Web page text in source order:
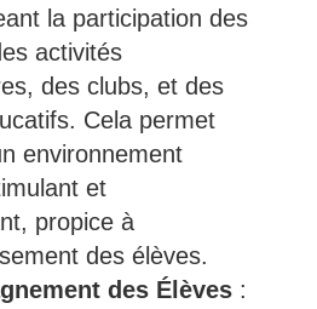
la participation des
activités
des clubs, et des
Cela permet
environnement
et
propice à
des élèves.
des Élèves: